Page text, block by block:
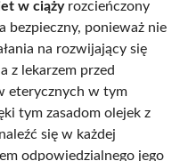
w ciążyrozcieńczony
bezpieczny, ponieważ nie
na rozwijający się
z lekarzem przed
eterycznych w tym
tym zasadom olejek z
się w każdej
odpowiedzialnego jego